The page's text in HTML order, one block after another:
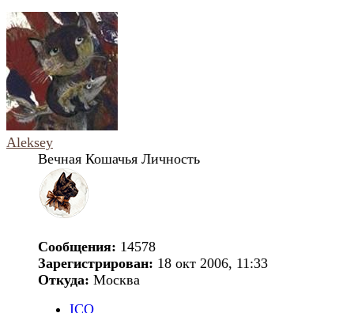
Aleksey
Вечная Кошачья Личность
Сообщения: 14578
Зарегистрирован: 18 окт 2006, 11:33
Откуда: Москва
ICQ